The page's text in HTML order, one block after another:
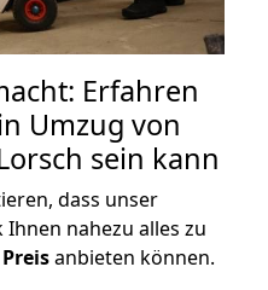
Erfahren
Umzug von
sein kann
dass unser
nahezu alles zu
Preisanbieten können.